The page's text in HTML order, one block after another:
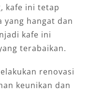
kafe ini tetap
yang hangat dan
kafe ini
terabaikan.
renovasi
keunikan dan